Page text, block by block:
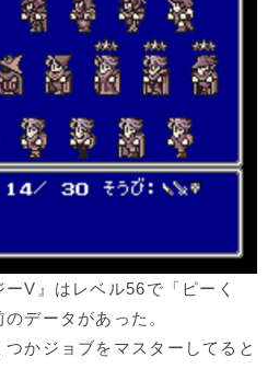
ーV』はレベル56で「ピーく
データがあった。
かジョブをマスターしてると